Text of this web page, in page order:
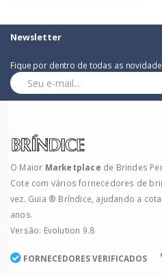
Newsletter
Fique por dentro de todas as
O Maior Marketplace de Brindes
Cote com vários fornecedores de
vez. Guia ® Bríndice, ajudando a
anos.
Versão: Evolution 9.8
FORNECEDORES VERIFICADOS